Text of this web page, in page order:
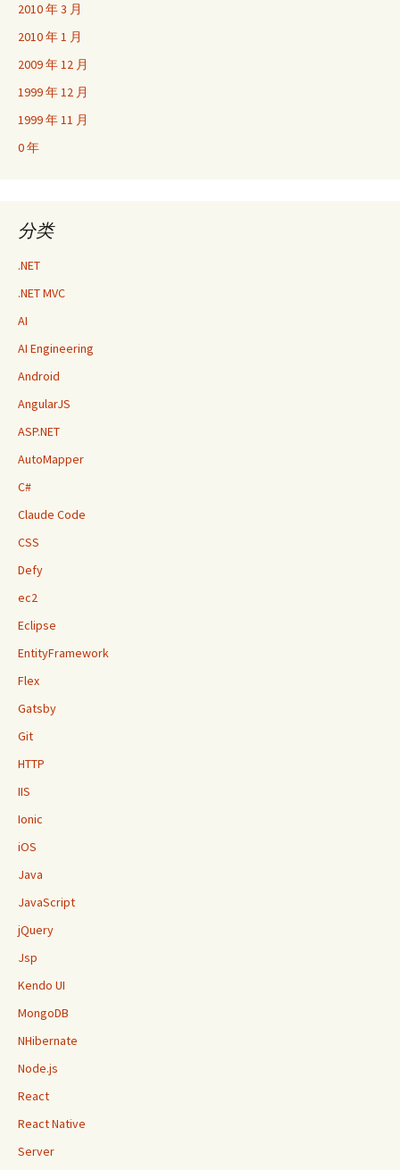
2010 年 3 月
2010 年 1 月
2009 年 12 月
1999 年 12 月
1999 年 11 月
0 年
分类
.NET
.NET MVC
AI
AI Engineering
Android
AngularJS
ASP.NET
AutoMapper
C#
Claude Code
CSS
Defy
ec2
Eclipse
EntityFramework
Flex
Gatsby
Git
HTTP
IIS
Ionic
iOS
Java
JavaScript
jQuery
Jsp
Kendo UI
MongoDB
NHibernate
Node.js
React
React Native
Server